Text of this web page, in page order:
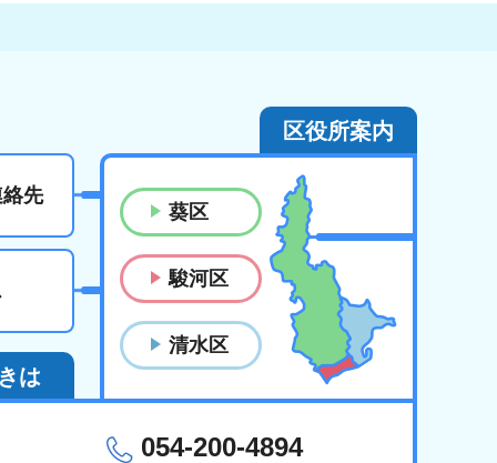
先
区役所案内
葵区
駿河区
清水区
は
054-200-4894